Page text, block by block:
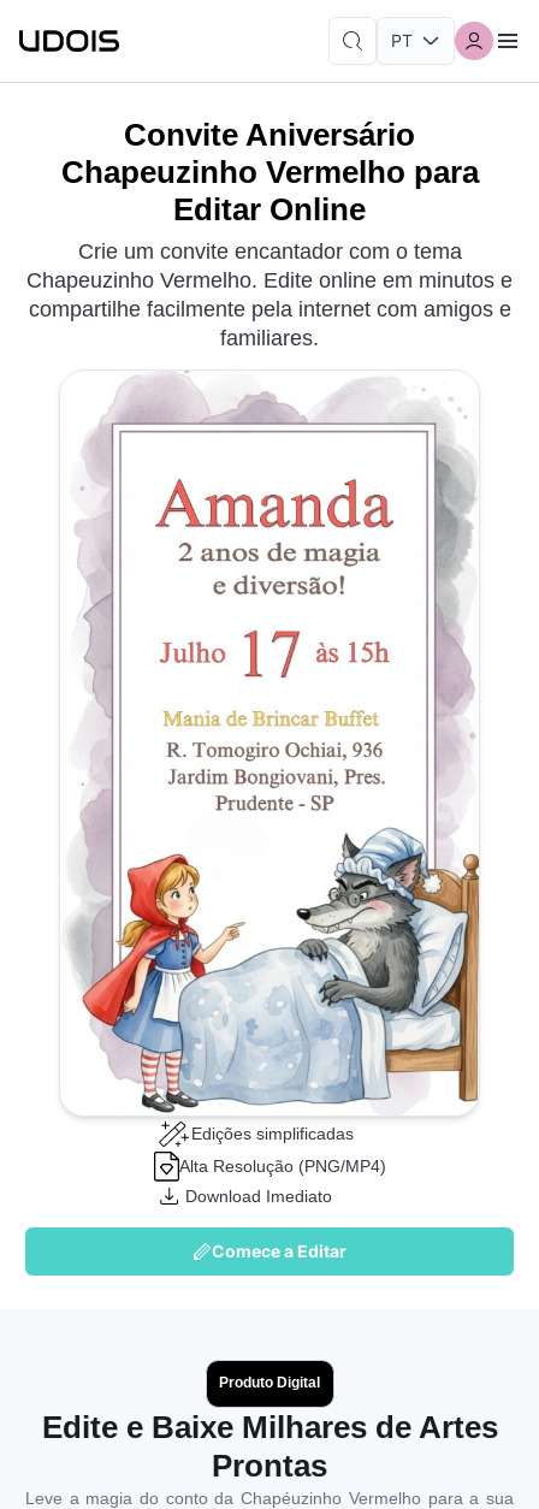
Convite Aniversário
Chapeuzinho Vermelho para
Editar Online
Crie um convite encantador com o tema
Chapeuzinho Vermelho. Edite online em minutos e
compartilhe facilmente pela internet com amigos e
familiares.
Edições simplificadas
Alta Resolução (PNG/MP4)
Download Imediato
Comece a Editar
Produto Digital
Edite e Baixe Milhares de Artes
Prontas
Leve a magia do conto da Chapéuzinho Vermelho para a sua